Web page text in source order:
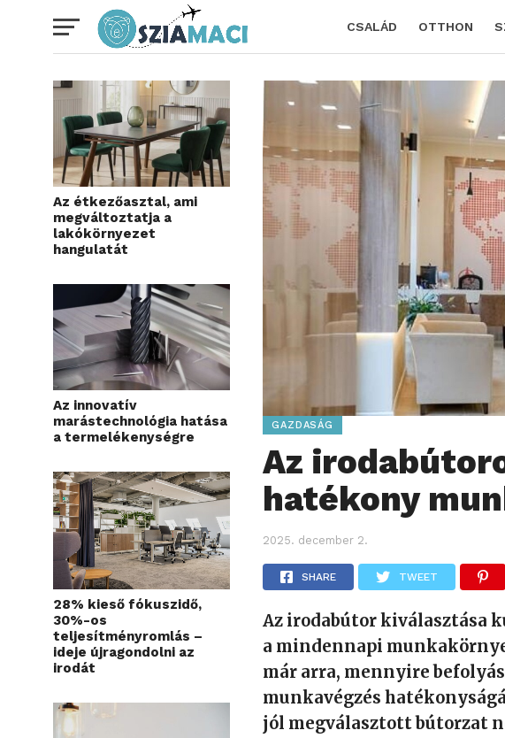
CSALÁD OTTHON
Az étkezőasztal, ami
megváltoztatja a
lakókörnyezet
hangulatát
Az innovatív
marástechnológia hatása
a termelékenységre
28% kieső fókuszidő,
30%-os
teljesítményromlás –
ideje újragondolni az
irodát
GAZDASÁG
Az
hatékony
2025. december 2.
SHARE TWEET
Az irodabútor kiválasztása
a mindennapi
már arra, mennyire
munkavégzés
jól megválasztott bútorzat